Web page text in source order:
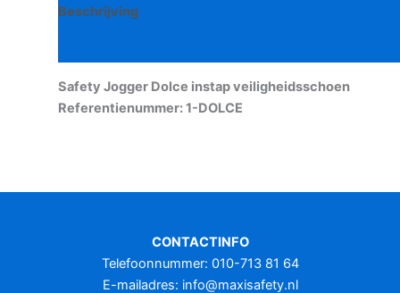
aantal
Beschrijving
Safety Jogger Dolce instap veiligheidsschoen
Referentienummer: 1-DOLCE
CONTACTINFO
Telefoonnummer: 010-713 81 64
E-mailadres: info@maxisafety.nl